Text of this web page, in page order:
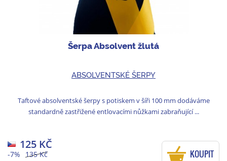
Šerpa Absolvent žlutá
ABSOLVENTSKÉ ŠERPY
Taftové absolventské šerpy s potiskem v šíři 100 mm dodáváme
standardně zastřižené entlovacími nůžkami zabraňující ...
135 Kč
-7%
125 KČ
KOUPIT